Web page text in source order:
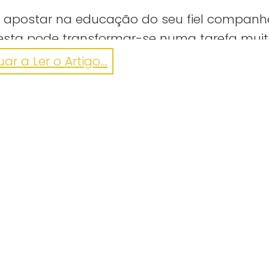
na educação do seu fiel
pode transformar-se numa tarefa
videos/
a Ler o Artigo...